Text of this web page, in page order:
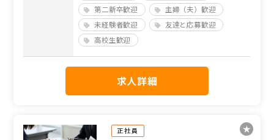
第二新卒歓迎
主婦（夫）歓迎
未経験者歓迎
友達と応募歓迎
高校生歓迎
求人詳細
正社員